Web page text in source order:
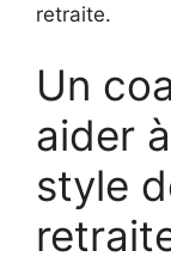
retraite.
Un
aider
style